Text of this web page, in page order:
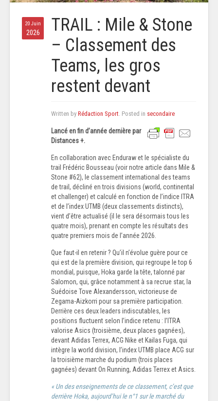
20 Juin
2026
TRAIL : Mile & Stone
– Classement des
Teams, les gros
restent devant
Written by Rédaction Sport . Posted in secondaire
Lancé en fin d’année dernière par
Distances +.
En collaboration avec Enduraw et le spécialiste du
trail Frédéric Bousseau (voir notre article dans Mile &
Stone #62), le classement international des teams
de trail, décliné en trois divisions (world, continental
et challenger) et calculé en fonction de l’indice ITRA
et de l’index UTMB (deux classements distincts),
vient d’être actualisé (il le sera désormais tous les
quatre mois), prenant en compte les résultats des
quatre premiers mois de l’année 2026.
Que faut-il en retenir ? Qu’il n’évolue guère pour ce
qui est de la première division, qui regroupe le top 6
mondial, puisque, Hoka garde la tête, talonné par
Salomon, qui, grâce notamment à sa recrue star, la
Suédoise Tove Alexandersson, victorieuse de
Zegama-Aizkorri pour sa première participation.
Derrière ces deux leaders indiscutables, les
positions fluctuent selon l’indice retenu : l’ITRA
valorise Asics (troisième, deux places gagnées),
devant Adidas Terrex, ACG Nike et Kailas Fuga, qui
intègre la world division, l’index UTMB place ACG sur
la troisième marche du podium (trois places
gagnées) devant On Running, Adidas Terrex et Asics.
« Un des enseignements de ce classement, c’est que
derrière Hoka, aujourd’hui le n°1 sur le marché du